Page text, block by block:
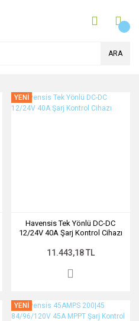
ARA
YENİ
Havensis Tek Yönlü DC-DC
12/24V 40A Şarj Kontrol Cihazı
11.443,18 TL
YENİ